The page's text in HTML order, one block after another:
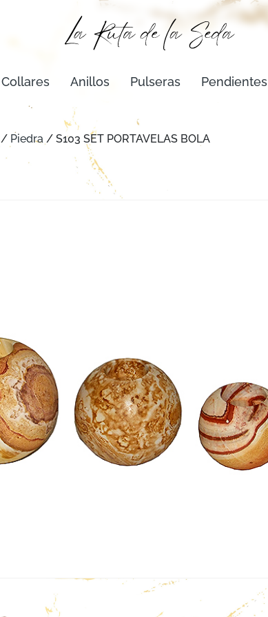
Collares Anillos Pulseras Pendientes
/ Piedra / S103 SET PORTAVELAS BOLA